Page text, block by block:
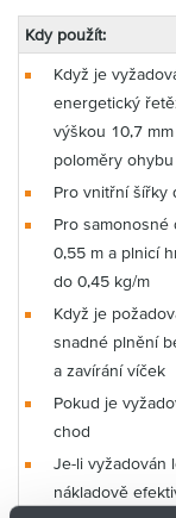
Kdy použít:
Když je
energetický
výškou 10,7
poloměry ohybu
Pro vnitřní šířky
Pro samonosné
0,55 m a plnicí
do 0,45 kg/m
Když je
snadné plnění
a zavírání víček
Pokud je
chod
Je-li vyžadován
nákladově